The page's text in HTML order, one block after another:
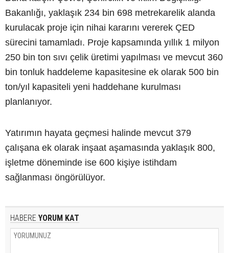
Bakanlığı, yaklaşık 234 bin 698 metrekarelik alanda
kurulacak proje için nihai kararını vererek ÇED
sürecini tamamladı. Proje kapsamında yıllık 1 milyon
250 bin ton sıvı çelik üretimi yapılması ve mevcut 360
bin tonluk haddeleme kapasitesine ek olarak 500 bin
ton/yıl kapasiteli yeni haddehane kurulması
planlanıyor.
Yatırımın hayata geçmesi halinde mevcut 379
çalışana ek olarak inşaat aşamasında yaklaşık 800,
işletme döneminde ise 600 kişiye istihdam
sağlanması öngörülüyor.
HABERE YORUM KAT